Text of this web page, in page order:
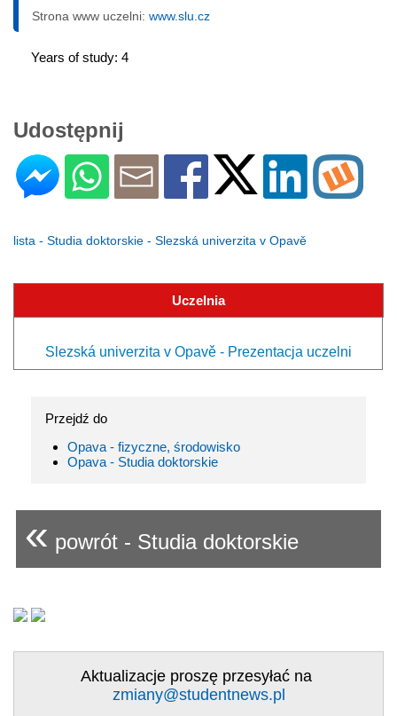
Strona www uczelni: www.slu.cz
Years of study: 4
Udostępnij
lista - Studia doktorskie - Slezská univerzita v Opavě
Uczelnia
Slezská univerzita v Opavě - Prezentacja uczelni
Przejdź do
Opava - fizyczne, środowisko
Opava - Studia doktorskie
« powrót - Studia doktorskie
Aktualizacje proszę przesyłać na
zmiany@studentnews.pl